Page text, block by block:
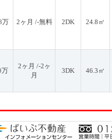
万 2ヶ月 /-無料 2DK 24.8㎡
万
2ヶ月 /-2ヶ
月
3DK 46.3㎡